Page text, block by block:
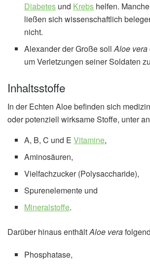
Diabetes und Krebs helfen.
ließen sich wissenschaftlich
nicht.
Alexander der Große sollAloe vera
um Verletzungen seiner Soldaten
Inhaltsstoffe
In der Echten Aloe befinden sich
oder potenziell wirksame Stoffe, unter
A, B, C und EVitamine,
Aminosäuren,
Vielfachzucker (Polysaccharide),
Spurenelemente und
Mineralstoffe.
Darüber hinaus enthältAloe vera
Phosphatase,